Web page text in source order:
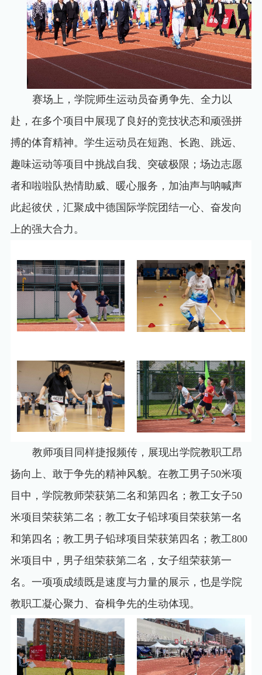
赛场上，学院师生运动员奋勇争先、全力以
赴，在多个项目中展现了良好的竞技状态和顽强拼
搏的体育精神。学生运动员在短跑、长跑、跳远、
趣味运动等项目中挑战自我、突破极限；场边志愿
者和啦啦队热情助威、暖心服务，加油声与呐喊声
此起彼伏，汇聚成中德国际学院团结一心、奋发向
上的强大合力。
教师项目同样捷报频传，展现出学院教职工昂
扬向上、敢于争先的精神风貌。在教工男子50米项
目中，学院教师荣获第二名和第四名；教工女子50
米项目荣获第二名；教工女子铅球项目荣获第一名
和第四名；教工男子铅球项目荣获第四名；教工800
米项目中，男子组荣获第二名，女子组荣获第一
名。一项项成绩既是速度与力量的展示，也是学院
教职工凝心聚力、奋楫争先的生动体现。